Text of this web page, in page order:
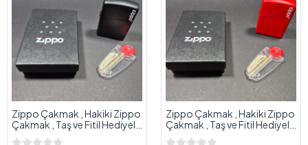
Zippo Çakmak , Hakiki Zippo
Çakmak , Taş ve Fitil Hediyeli
Orjinal Kutusunda Zippo
Zippo Çakmak , Hakiki Zippo
Çakmak , Taş ve Fitil Hediyeli
Orjinal Kutusunda Zippo